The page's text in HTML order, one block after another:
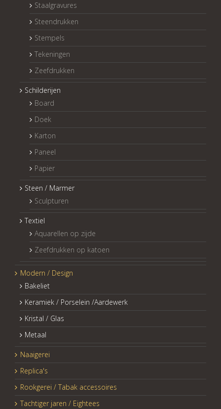
Staalgravures
Steendrukken
Stempels
Tekeningen
Zeefdrukken
Schilderijen
Board
Doek
Karton
Paneel
Papier
Steen / Marmer
Sculpturen
Textiel
Aquarellen op zijde
Zeefdrukken op katoen
Modern / Design
Bakeliet
Keramiek / Porselein /Aardewerk
Kristal / Glas
Metaal
Naaigerei
Replica's
Rookgerei / Tabak accessoires
Tachtiger jaren / Eightees